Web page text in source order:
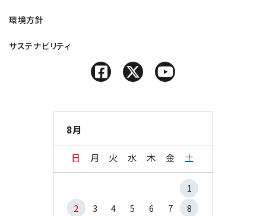
環境方針
サステナビリティ
8月
日 月 火 水 木 金 土
1
2
3 4 5 6 7
8